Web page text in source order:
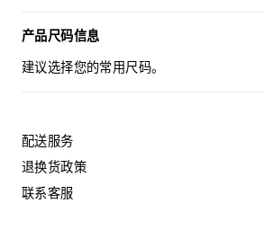
内部紧身胸衣结构
背面中央拉链和钩眼扣开合
法国制造
仅使用不含漂白剂的洗衣产品。
最高熨烫温度：110°C / 230°F
产品尺码信息
建议选择您的常用尺码。
配送服务
退换货政策
联系客服